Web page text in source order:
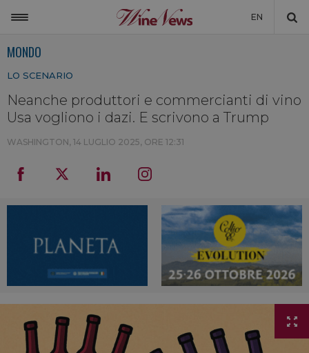
EN
NON SOLO VINO
WINENEWS TV
MONDO
LO SCENARIO
Neanche produttori e commercianti di vino
Usa vogliono i dazi. E scrivono a Trump
WASHINGTON, 14 LUGLIO 2025, ORE 12:31